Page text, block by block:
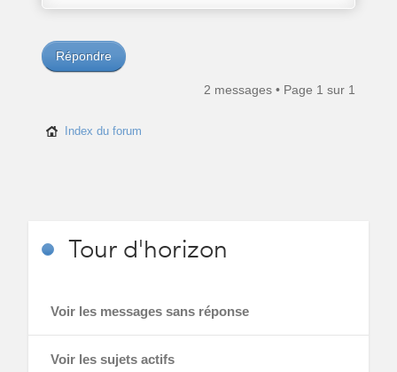
Répondre
2 messages • Page 1 sur 1
Index du forum
Tourd'horizon
Voir les messages sans réponse
Voir les sujets actifs